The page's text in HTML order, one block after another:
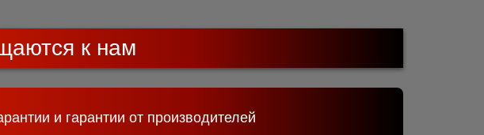
к нам
и гарантии от производителей